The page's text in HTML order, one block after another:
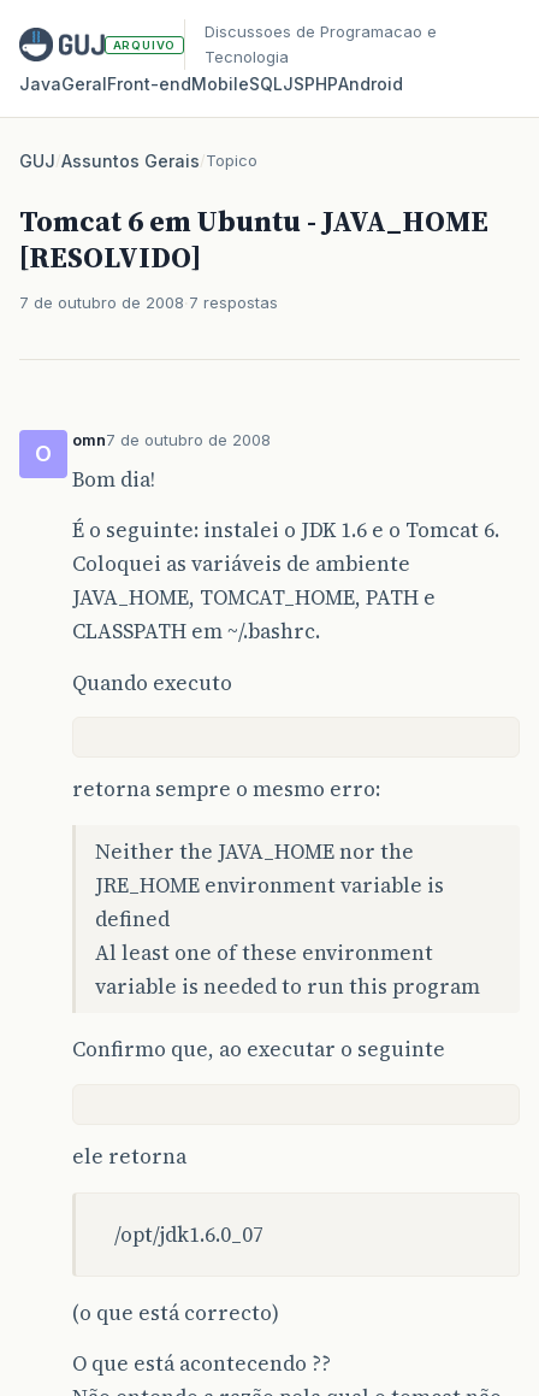
ARQUIVO
Discussoes de Programacao e
Tecnologia
JavaGeralFront‑endMobileSQLJSPHPAndroid
GUJ/Assuntos Gerais/Topico
Tomcat 6 em Ubuntu - JAVA_HOME
[RESOLVIDO]
7 de outubro de 2008 7 respostas
O
omn7 de outubro de 2008
Bom dia!
É o seguinte: instalei o JDK 1.6 e o Tomcat 6.
Coloquei as variáveis de ambiente
JAVA_HOME, TOMCAT_HOME, PATH e
CLASSPATH em ~/.bashrc.
Quando executo
retorna sempre o mesmo erro:
Neither the JAVA_HOME nor the
JRE_HOME environment variable is
defined
Al least one of these environment
variable is needed to run this program
Confirmo que, ao executar o seguinte
ele retorna
/opt/jdk1.6.0_07
(o que está correcto)
O que está acontecendo ??